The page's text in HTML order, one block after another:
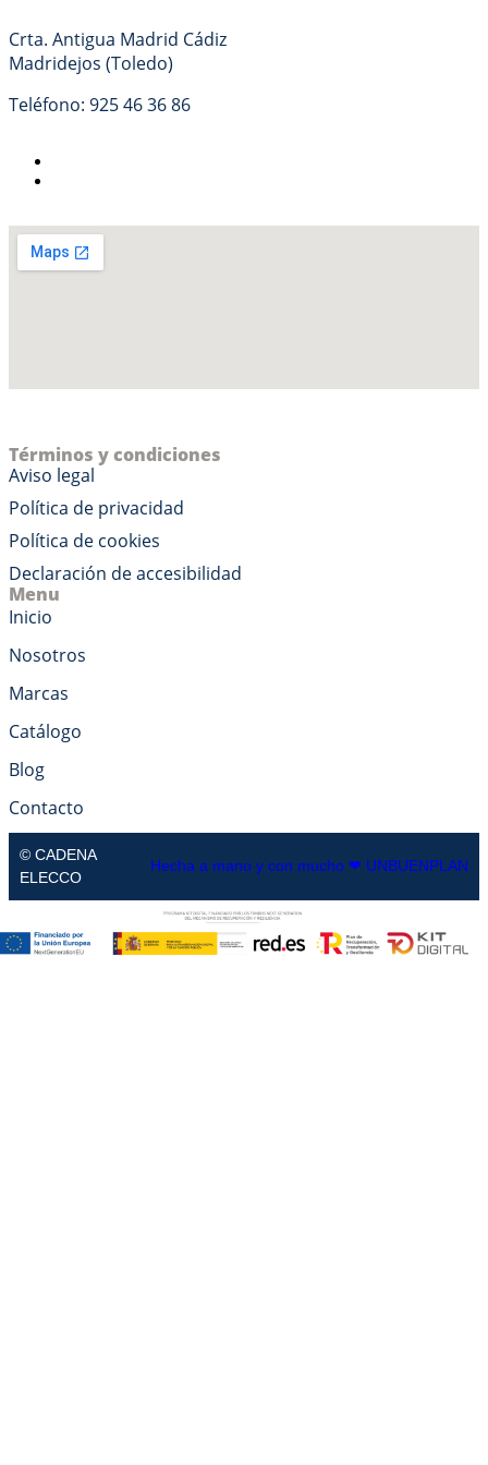
Crta. Antigua Madrid Cádiz
Madridejos (Toledo)
Teléfono: 925 46 36 86
Menu
Inicio
Nosotros
Marcas
Catálogo
Blog
Contacto
Términos y condiciones
Aviso legal
Política de privacidad
Política de cookies
Declaración de accesibilidad
© CADENA
ELECCO
Hecha a mano y con mucho ❤ UNBUENPLAN